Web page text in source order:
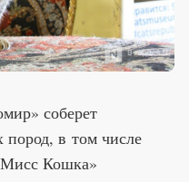
соберет
в том числе
Кошка»